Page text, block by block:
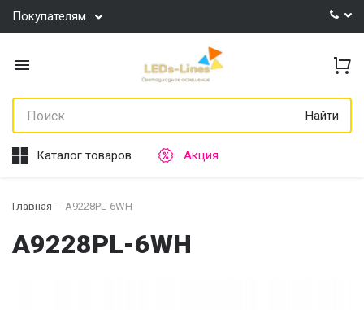
Покупателям
Найти
Каталог товаров Акция
Главная A9228PL-6WH
A9228PL-6WH